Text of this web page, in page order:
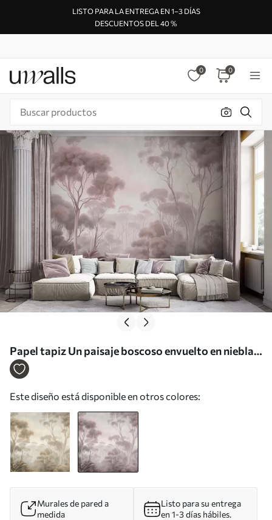
LISTO PARA LA ENTREGA EN 1–3 DÍAS
DESCUENTOS DEL 40 %
0 0
Papel tapiz Un paisaje boscoso envuelto en niebla
con altos eucaliptos, colinas onduladas bajo un
w09822v1
Este diseño está disponible en otros colores:
Murales de pared a
medida
Listo para su entrega
en 1-3 días hábiles.